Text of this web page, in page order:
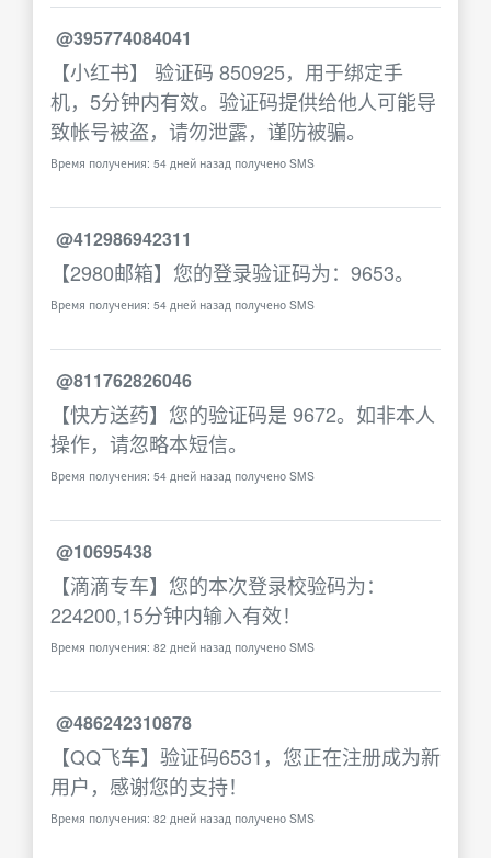
@395774084041
【小红书】 验证码 850925，用于绑定手
机，5分钟内有效。验证码提供给他人可能导
致帐号被盗，请勿泄露，谨防被骗。
Время получения: 54 дней назад получено SMS
@412986942311
【2980邮箱】您的登录验证码为：9653。
Время получения: 54 дней назад получено SMS
@811762826046
【快方送药】您的验证码是 9672。如非本人
操作，请忽略本短信。
Время получения: 54 дней назад получено SMS
@10695438
【滴滴专车】您的本次登录校验码为：
224200,15分钟内输入有效！
Время получения: 82 дней назад получено SMS
@486242310878
【QQ飞车】验证码6531，您正在注册成为新
用户，感谢您的支持！
Время получения: 82 дней назад получено SMS